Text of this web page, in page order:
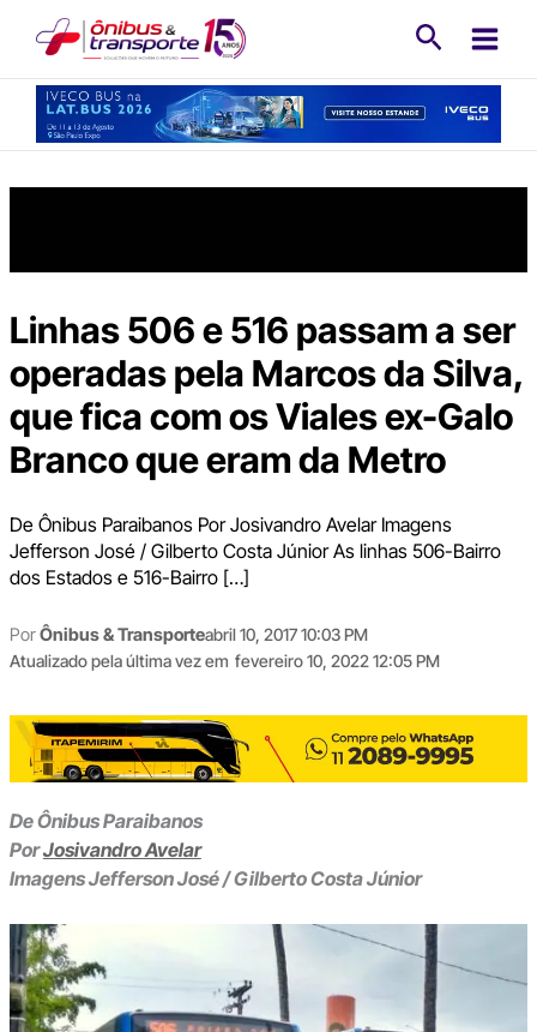
conteúdo
Linhas 506 e 516 passam a ser
operadas pela Marcos da Silva,
que fica com os Viales ex-Galo
Branco que eram da Metro
De Ônibus Paraibanos Por Josivandro Avelar Imagens
Jefferson José / Gilberto Costa Júnior As linhas 506-Bairro
dos Estados e 516-Bairro […]
PorÔnibus & Transporteabril 10, 2017 10:03 PM
Atualizado pela última vez em fevereiro 10, 2022 12:05 PM
De Ônibus Paraibanos
PorJosivandro Avelar
Imagens Jefferson José / Gilberto Costa Júnior